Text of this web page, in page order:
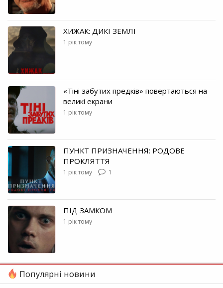
ХИЖАК: ДИКІ ЗЕМЛІ
1 рік тому
«Тіні забутих предків» повертаються на
великі екрани
1 рік тому
ПУНКТ ПРИЗНАЧЕННЯ: РОДОВЕ
ПРОКЛЯТТЯ
1 рік тому 1
ПІД ЗАМКОМ
1 рік тому
Популярні новини